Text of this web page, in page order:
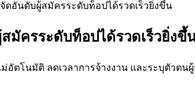
อันดับผู้สมัครระดับท็อปได้รวดเร็วยิ่งขึ้น
ครระดับท็อปได้รวดเร็วยิ่งขึ้
ตโนมัติ ลดเวลาการจ้างงาน และระบุตัวตน